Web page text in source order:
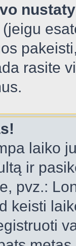
rasite
laiko
ir
pvz.:
keisti